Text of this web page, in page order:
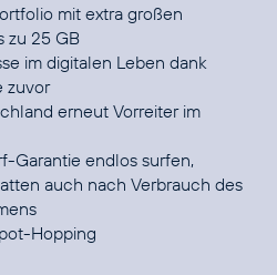
mit extra großen
zu 25 GB
im digitalen Leben dank
zuvor
erneut Vorreiter im
Garantie endlos surfen,
auch nach Verbrauch des
Hopping